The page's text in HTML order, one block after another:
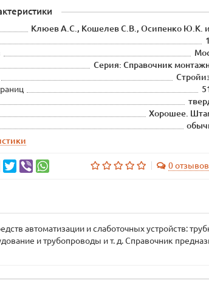
Клюев А.С., Кошелев С.В., Осипенко Ю.К. и
Серия: Справочник
Хорошее.
0 отзывов
автоматизации и слаботочных устройств:
и трубопроводы и т. д. Справочник